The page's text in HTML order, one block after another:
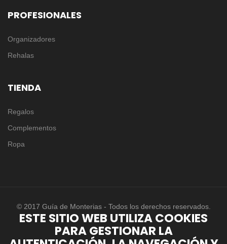
PROFESIONALES
Organizadores
Rehalas
TIENDA
Regalos
Complementos
Ropa
© 2017 Guía de Monterias - Todos los derechos reservados.
ESTE SITIO WEB UTILIZA COOKIES
PARA GESTIONAR LA